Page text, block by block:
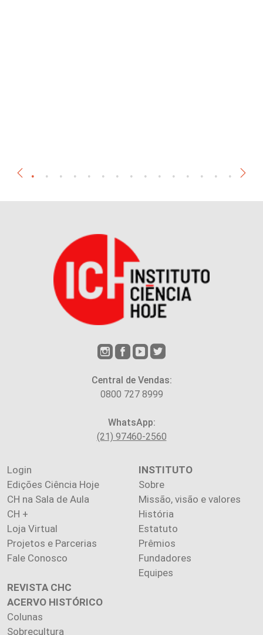
Central de Vendas:
0800 727 8999
WhatsApp:
(21) 97460-2560
Login
Edições Ciência Hoje
CH na Sala de Aula
CH +
Loja Virtual
Projetos e Parcerias
Fale Conosco
INSTITUTO
Sobre
Missão, visão e valores
História
Estatuto
Prêmios
Fundadores
Equipes
REVISTA CHC
ACERVO HISTÓRICO
Colunas
Sobrecultura